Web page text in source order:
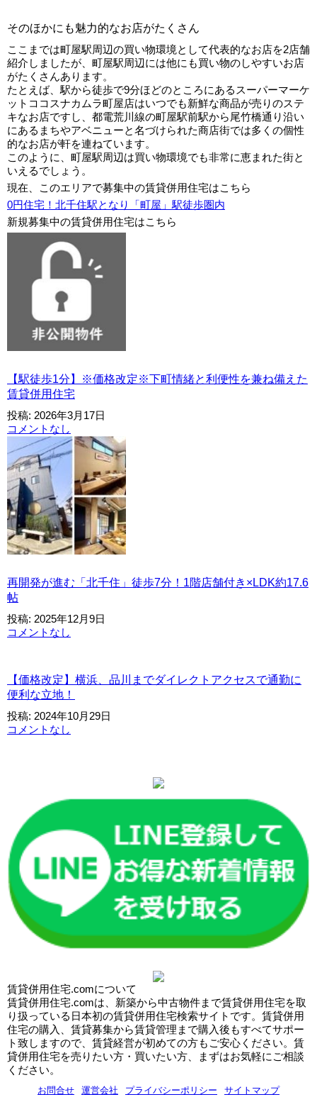
そのほかにも魅力的なお店がたくさん
ここまでは町屋駅周辺の買い物環境として代表的なお店を2店舗
紹介しましたが、町屋駅周辺には他にも買い物のしやすいお店
がたくさんあります。
たとえば、駅から徒歩で9分ほどのところにあるスーパーマーケ
ットココスナカムラ町屋店はいつでも新鮮な商品が売りのステ
キなお店ですし、都電荒川線の町屋駅前駅から尾竹橋通り沿い
にあるまちやアベニューと名づけられた商店街では多くの個性
的なお店が軒を連ねています。
このように、町屋駅周辺は買い物環境でも非常に恵まれた街と
いえるでしょう。
現在、このエリアで募集中の賃貸併用住宅はこちら
0円住宅！北千住駅となり「町屋」駅徒歩圏内
新規募集中の賃貸併用住宅はこちら
【駅徒歩1分】※価格改定※下町情緒と利便性を兼ね備えた
賃貸併用住宅
投稿: 2026年3月17日
コメントなし
再開発が進む「北千住」徒歩7分！1階店舗付き×LDK約17.6
帖
投稿: 2025年12月9日
コメントなし
【価格改定】横浜、品川までダイレクトアクセスで通勤に
便利な立地！
投稿: 2024年10月29日
コメントなし
賃貸併用住宅.comについて
賃貸併用住宅.comは、新築から中古物件まで賃貸併用住宅を取
り扱っている日本初の賃貸併用住宅検索サイトです。賃貸併用
住宅の購入、賃貸募集から賃貸管理まで購入後もすべてサポー
ト致しますので、賃貸経営が初めての方もご安心ください。賃
貸併用住宅を売りたい方・買いたい方、まずはお気軽にご相談
ください。
お問合せ 運営会社 プライバシーポリシー サイトマップ